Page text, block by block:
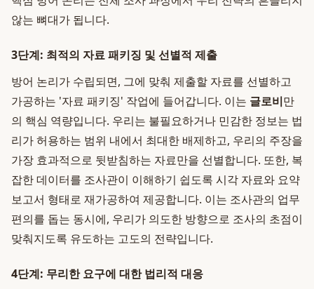
않는 뼈대가 됩니다.
3단계: 최적의 자료 패키징 및 선별적 제출
방어 논리가 수립되면, 그에 맞춰 제출할 자료를 선별하고
가공하는 '자료 패키징' 작업에 들어갑니다. 이는 글로비만
의 핵심 역량입니다. 우리는 불필요하거나 민감한 정보는 법
리가 허용하는 범위 내에서 최대한 배제하고, 우리의 주장을
가장 효과적으로 뒷받침하는 자료만을 선별합니다. 또한, 복
잡한 데이터를 조사관이 이해하기 쉽도록 시각 자료와 요약
보고서 형태로 재가공하여 제공합니다. 이는 조사관의 업무
편의를 돕는 동시에, 우리가 의도한 방향으로 조사의 초점이
맞춰지도록 유도하는 고도의 전략입니다.
4단계: 무리한 요구에 대한 법리적 대응